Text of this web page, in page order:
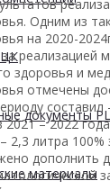
документы
материалы
Одним из
на 2020-
реализацией
здоровья и
отмечены
– 2022
2,3 литра
дополнить